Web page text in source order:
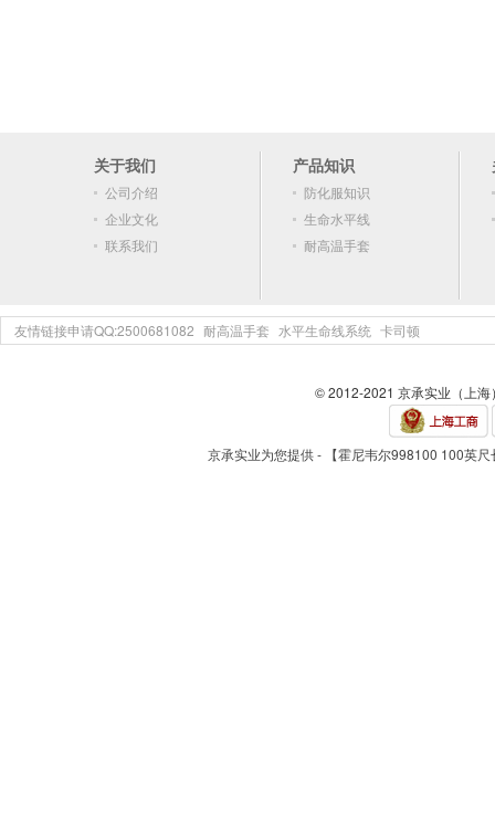
关于我们
公司介绍
企业文化
联系我们
产品知识
防化服知识
生命水平线
耐高温手套
友情链接申请QQ:2500681082 耐高温手套 水平生命线系统 卡司顿
© 2012-2021 京承实业（上
京承实业为您提供 - 【霍尼韦尔998100 100英